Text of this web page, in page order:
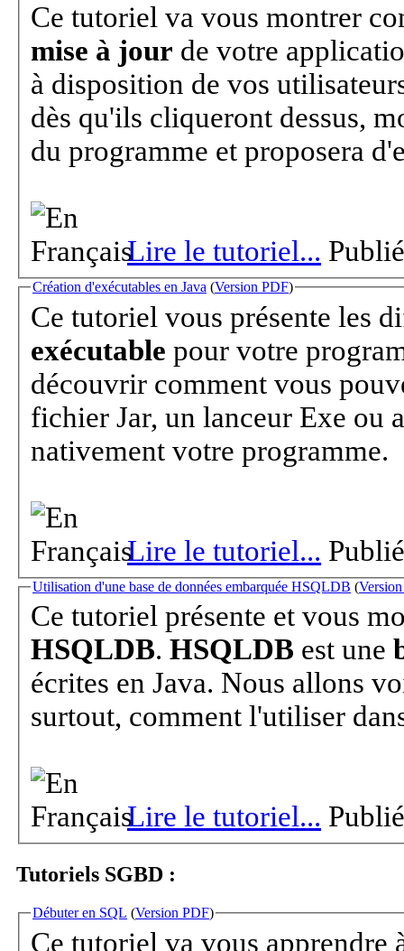
Ce tutoriel va vous montrer
mise à jour de votre
à disposition de vos
dès qu'ils cliqueront dessus, montrera les
du programme et proposera
Lire le tutoriel...
Création d'exécutables en Java (Version PDF)
Ce tutoriel vous présente les
exécutable pour votre
découvrir comment vous
fichier Jar, un lanceur Exe ou
nativement votre programme.
Lire le tutoriel...
Utilisation d'une base de données embarquée HSQLDB (
Ce tutoriel présente et vous
HSQLDB. HSQLDB est une
écrites en Java. Nous allons
surtout, comment l'utiliser
Lire le tutoriel...
Tutoriels SGBD :
Débuter en SQL (Version PDF)
Ce tutoriel va vous apprendre